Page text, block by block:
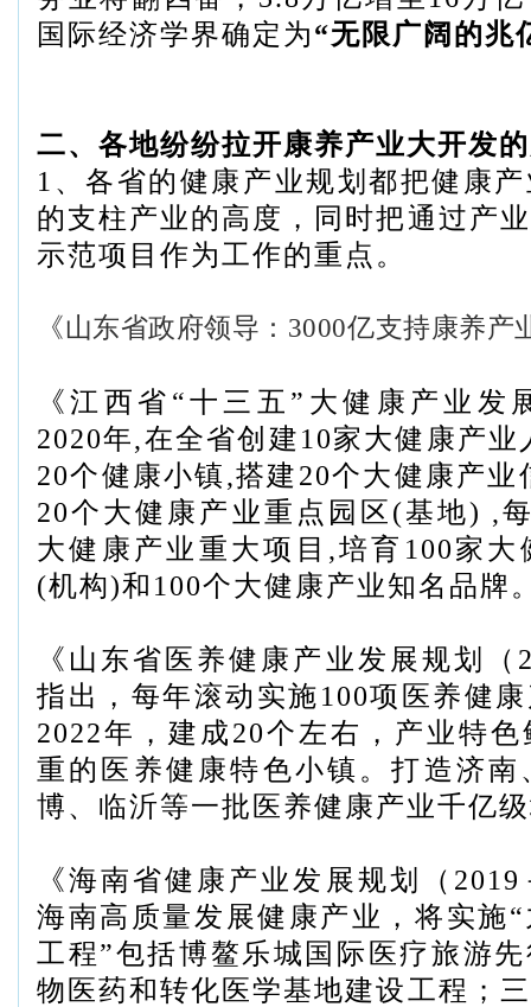
国际经济学界确定为“无限广阔的兆
二、各地纷纷拉开康养产业大开发
1、各省的健康产业规划都把健康
的支柱产业的高度，同时把通过产
示范项目作为工作的重点。
《山东省政府领导：3000亿支持康养产
《江西省“十三五”大健康产业发
2020年,在全省创建10家大健康产
20个健康小镇,搭建20个大健康产
20个大健康产业重点园区(基地) ,
大健康产业重大项目,培育100家
(机构)和100个大健康产业知名品牌
《山东省医养健康产业发展规划
指出，每年滚动实施100项医养健
2022年，建成20个左右，产业特
重的医养健康特色小镇。打造济
博、临沂等一批医养健康产业千亿
《海南省健康产业发展规划（
海南高质量发展健康产业，将实施
工程”包括博鳌乐城国际医疗旅游
物医药和转化医学基地建设工程；